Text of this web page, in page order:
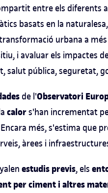
entre els diferents
basats en la
urbana a
i avaluar els impactes
salut pública, seguretat,
de l'Observatori
calors'han incrementat
més, s'estima que
àrees i
estudis previs, els
per ciment i altres